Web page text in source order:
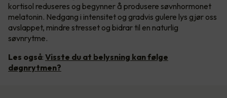
kortisol reduseres og begynner å produsere søvnhormonet
melatonin. Nedgang i intensitet og gradvis gulere lys gjør oss
avslappet, mindre stresset og bidrar til en naturlig
søvnrytme.
Les også: Visste du at belysning kan følge
døgnrytmen?